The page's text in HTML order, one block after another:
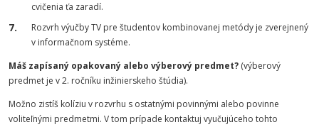
cvičenia ťa zaradí.
Rozvrh výučby TV pre študentov kombinovanej metódy je zverejnený
v informačnom systéme.
Máš zapísaný opakovaný alebo výberový predmet? (výberový
predmet je v 2. ročníku inžinierskeho štúdia).
Možno zistíš kolíziu v rozvrhu s ostatnými povinnými alebo povinne
voliteľnými predmetmi. V tom prípade kontaktuj vyučujúceho tohto